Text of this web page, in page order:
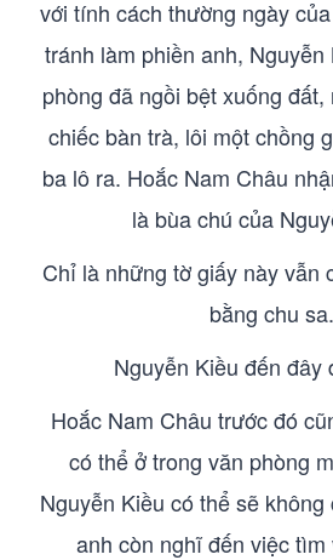
với tính cách thường ngày
tránh làm phiền anh,
phòng đã ngồi bệt xuống
chiếc bàn trà, lôi một chồng
ba lô ra. Hoắc Nam Châu
là bùa chú của
Chỉ là những tờ giấy này vẫn
bằng chu sa.
Nguyễn Kiều đến đây
Hoắc Nam Châu trước đó
có thể ở trong văn phòng
Nguyễn Kiều có thể sẽ
anh còn nghĩ đến việc